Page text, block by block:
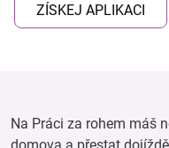
ZÍSKEJ APLIKACI
Na Práci za rohem máš
domova a přestat